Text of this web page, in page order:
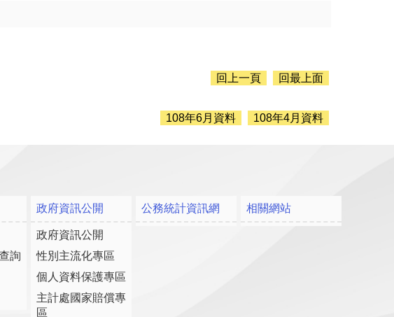
回上一頁 回最上面
108年6月資料 108年4月資料
詢
政府資訊公開
政府資訊公開
性別主流化專區
個人資料保護專區
主計處國家賠償專
區
公務統計資訊網 相關網站